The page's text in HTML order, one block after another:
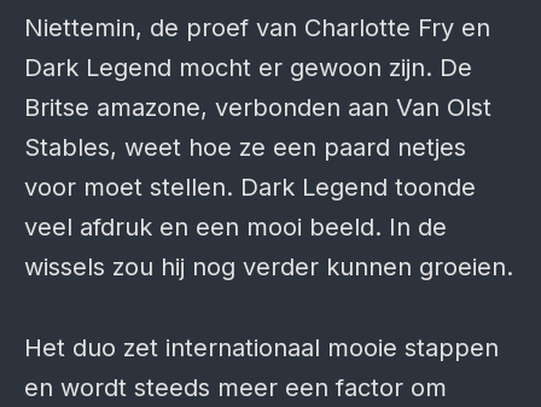
Niettemin, de proef van Charlotte Fry en
Dark Legend mocht er gewoon zijn. De
Britse amazone, verbonden aan Van Olst
Stables, weet hoe ze een paard netjes
voor moet stellen. Dark Legend toonde
veel afdruk en een mooi beeld. In de
wissels zou hij nog verder kunnen groeien.
Het duo zet interna­tionaal mooie stappen
en wordt steeds meer een factor om